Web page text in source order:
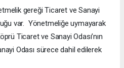
gereği Ticaret ve Sanayi
var. Yönetmeliğe uymayarak
Ticaret ve Sanayi Odası’nın
Odası sürece dahil edilerek